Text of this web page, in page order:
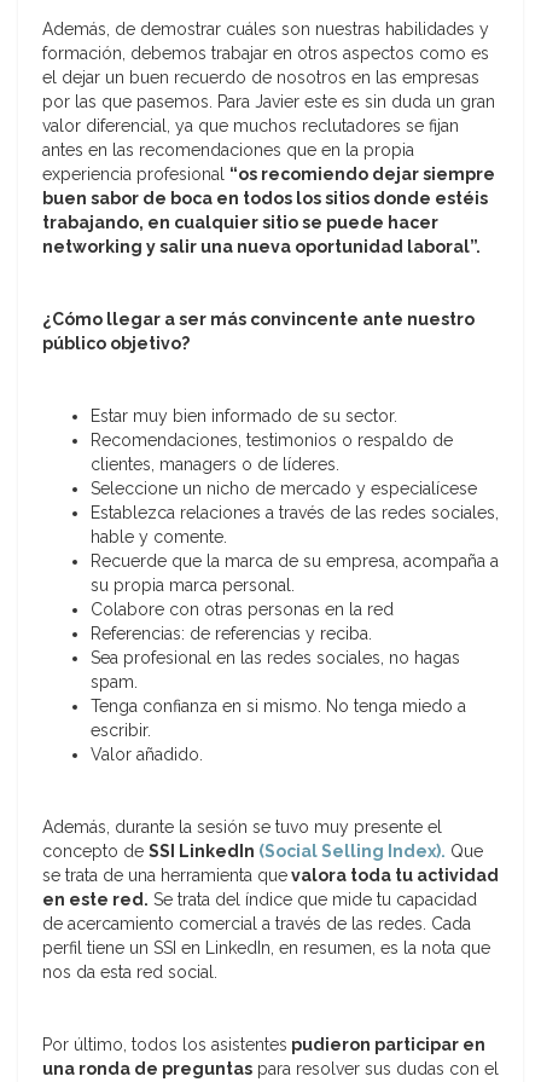
Además, de demostrar cuáles son nuestras habilidades y
formación, debemos trabajar en otros aspectos como es
el dejar un buen recuerdo de nosotros en las empresas
por las que pasemos. Para Javier este es sin duda un gran
valor diferencial, ya que muchos reclutadores se fijan
antes en las recomendaciones que en la propia
experiencia profesional “os recomiendo dejar siempre
buen sabor de boca en todos los sitios donde estéis
trabajando, en cualquier sitio se puede hacer
networking y salir una nueva oportunidad laboral”.
¿Cómo llegar a ser más convincente ante nuestro
público objetivo?
Estar muy bien informado de su sector.
Recomendaciones, testimonios o respaldo de
clientes, managers o de líderes.
Seleccione un nicho de mercado y especialícese
Establezca relaciones a través de las redes sociales,
hable y comente.
Recuerde que la marca de su empresa, acompaña a
su propia marca personal.
Colabore con otras personas en la red
Referencias: de referencias y reciba.
Sea profesional en las redes sociales, no hagas
spam.
Tenga confianza en si mismo. No tenga miedo a
escribir.
Valor añadido.
Además, durante la sesión se tuvo muy presente el
concepto de SSI LinkedIn (Social Selling Index). Que
se trata de una herramienta quevalora toda tu actividad
en este red. Se trata del índice que mide tu capacidad
de acercamiento comercial a través de las redes. Cada
perfil tiene un SSI en LinkedIn, en resumen, es la nota que
nos da esta red social.
Por último, todos los asistentes pudieron participar en
una ronda de preguntas para resolver sus dudas con el